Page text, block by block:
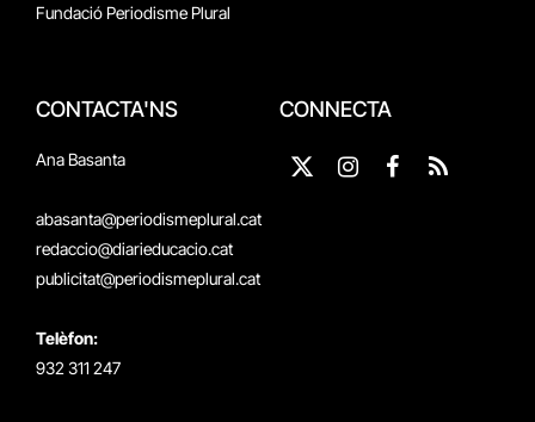
Fundació Periodisme Plural
CONTACTA'NS
Ana Basanta
abasanta@periodismeplural.cat
redaccio@diarieducacio.cat
publicitat@periodismeplural.cat
Telèfon:
932 311 247
CONNECTA
X
InstagramFacebook
RSS